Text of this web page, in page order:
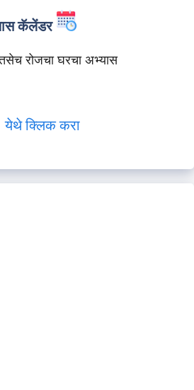
कॅलेंडर
रोजचा घरचा अभ्यास
येथे क्लिक करा